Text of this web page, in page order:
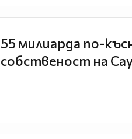
55 милиарда по-
собственост на